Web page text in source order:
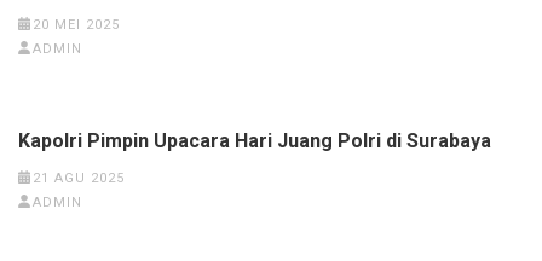
20 MEI 2025
ADMIN
Kapolri Pimpin Upacara Hari Juang Polri di Surabaya
21 AGU 2025
ADMIN